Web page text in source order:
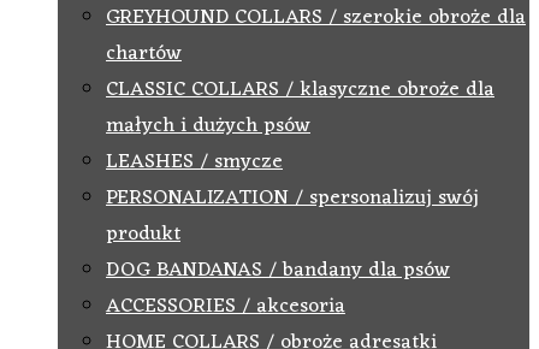
GREYHOUND COLLARS / szerokie obroże dla
chartów
CLASSIC COLLARS / klasyczne obroże dla
małych i dużych psów
LEASHES / smycze
PERSONALIZATION / spersonalizuj swój
produkt
DOG BANDANAS / bandany dla psów
ACCESSORIES / akcesoria